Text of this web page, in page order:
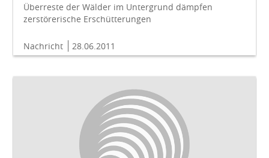
Überreste der Wälder im Untergrund dämpfen
zerstörerische Erschütterungen
Nachricht 28.06.2011